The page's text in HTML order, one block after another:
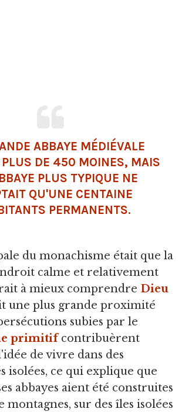
ABBAYE MÉDIÉVALE
PLUS DE 450 MOINES, MAIS
PLUS TYPIQUE NE
QU'UNE CENTAINE
PERMANENTS.
du monachisme était que la
calme et relativement
à mieux comprendre Dieu
une plus grande proximité
subies par le
primitifcontribuèrent
de vivre dans des
isolées, ce qui explique que
abbayes aient été construites
montagnes, sur des îles isolées